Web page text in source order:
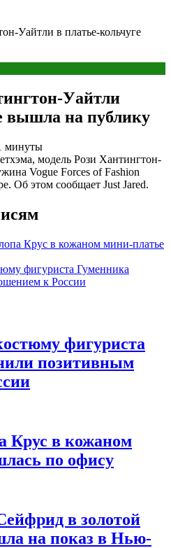
Уайтли в платье-кольчуге
Уайтли
вышла на публику
минуты
модель Рози Хантингтон-
Vogue Forces of Fashion
Об этом сообщает Just Jared.
Крус в кожаном мини-платье
фигуриста Гуменника
к России
фигуриста
позитивным
Крус в кожаном
по офису
в золотой
на показ в Нью-